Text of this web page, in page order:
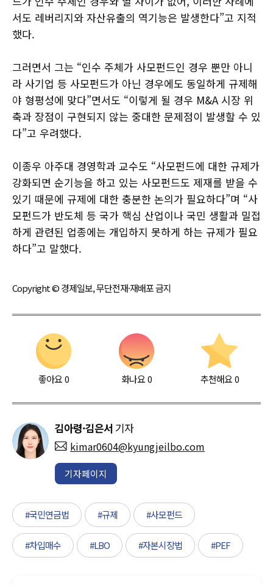
서도 레버리지와 자산유출의 역기능은 발생한다”고 지적
했다.
그러면서 그는 “인수 주체가 사모펀드인 경우 뿐만 아니
라 사기업 등 사모펀드가 아닌 경우에도 동일하게 규제해
야 형평성에 맞다”면서도 “이렇게 될 경우 M&A 시장 위
축과 장점이 구현되지 않는 중대한 문제점이 발생할 수 있
다”고 우려했다.
이종우 아주대 경영학과 교수도 “사모펀드에 대한 규제가
강화되면 순기능을 하고 있는 사모펀드도 제재를 받을 수
있기 때문에 규제에 대한 충분한 논의가 필요하다”며 “사
모펀드가 반도체 등 국가 핵심 산업이나 국민 생활과 밀접
하게 관련된 업종에는 개입하지 못하게 하는 규제가 필요
하다”고 말했다.
Copyright © 경제일보, 무단전재·재배포 금지
좋아요0 화나요0 추천해요 0
김아령·김은서 기자
kimar0604@kyungjeilbo.com
기자페이지
#국민연금법 #규제 #사모펀드
#차입매수 #LBO #자본시장법 #PEF